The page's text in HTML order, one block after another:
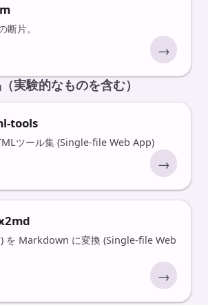
断片。
→
実験的なものを含む）
tools
ツール集 (Single-file Web App)
→
を Markdown に変換 (Single-file Web
→